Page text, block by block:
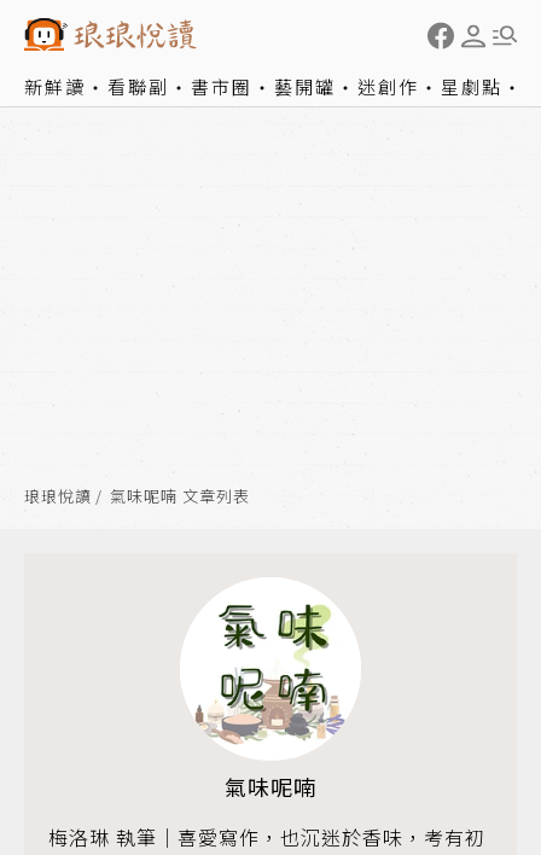
新鮮讀 看聯副 書市圈 藝開罐 迷創作 星劇點
琅琅悅讀 氣味呢喃 文章列表
氣味呢喃
梅洛琳 執筆｜喜愛寫作，也沉迷於香味，考有初